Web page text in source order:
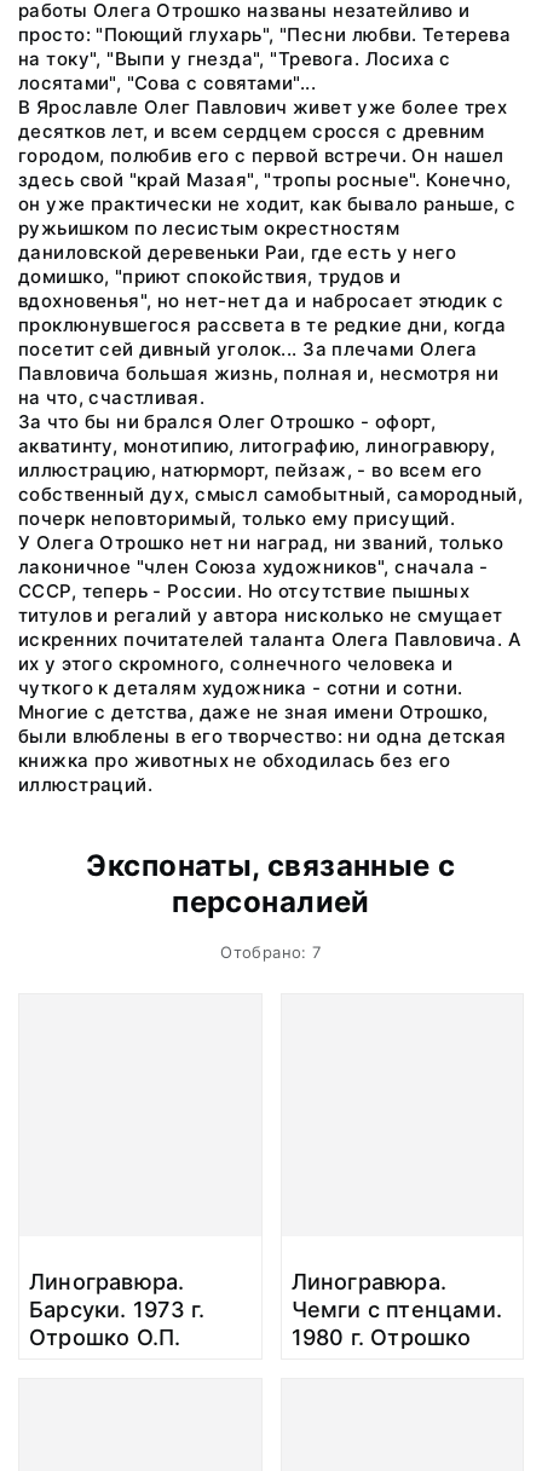
работы Олега Отрошко названы незатейливо и
просто: "Поющий глухарь", "Песни любви. Тетерева
на току", "Выпи у гнезда", "Тревога. Лосиха с
лосятами", "Сова с совятами"...
В Ярославле Олег Павлович живет уже более трех
десятков лет, и всем сердцем сросся с древним
городом, полюбив его с первой встречи. Он нашел
здесь свой "край Мазая", "тропы росные". Конечно,
он уже практически не ходит, как бывало раньше, с
ружьишком по лесистым окрестностям
даниловской деревеньки Раи, где есть у него
домишко, "приют спокойствия, трудов и
вдохновенья", но нет-нет да и набросает этюдик с
проклюнувшегося рассвета в те редкие дни, когда
посетит сей дивный уголок... За плечами Олега
Павловича большая жизнь, полная и, несмотря ни
на что, счастливая.
За что бы ни брался Олег Отрошко - офорт,
акватинту, монотипию, литографию, линогравюру,
иллюстрацию, натюрморт, пейзаж, - во всем его
собственный дух, смысл самобытный, самородный,
почерк неповторимый, только ему присущий.
У Олега Отрошко нет ни наград, ни званий, только
лаконичное "член Союза художников", сначала -
СССР, теперь - России. Но отсутствие пышных
титулов и регалий у автора нисколько не смущает
искренних почитателей таланта Олега Павловича. А
их у этого скромного, солнечного человека и
чуткого к деталям художника - сотни и сотни.
Многие с детства, даже не зная имени Отрошко,
были влюблены в его творчество: ни одна детская
книжка про животных не обходилась без его
иллюстраций.
Экспонаты, связанные с
персоналией
Отобрано: 7
Линогравюра.
Барсуки. 1973 г.
Отрошко О.П.
Линогравюра.
Чемги с птенцами.
1980 г. Отрошко